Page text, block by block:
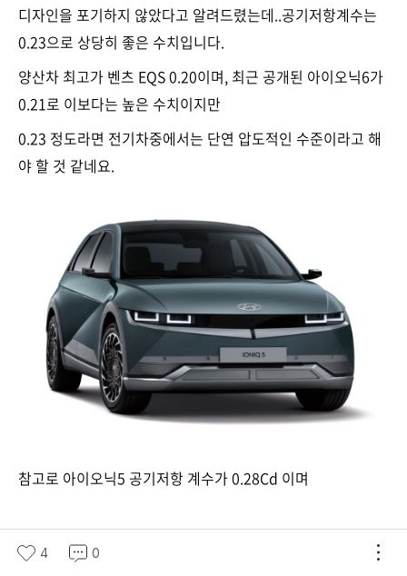
디자인을 포기하지 않았다고 알려드렸는데..공기저항계수는
0.23으로 상당히 좋은 수치입니다.
양산차 최고가 벤츠 EQS 0.20이며, 최근 공개된 아이오닉6가
0.21로 이보다는 높은 수치이지만
0.23 정도라면 전기차중에서는 단연 압도적인 수준이라고 해
야 할 것 같네요.
참고로 아이오닉5 공기저항 계수가 0.28Cd 이며
4 0